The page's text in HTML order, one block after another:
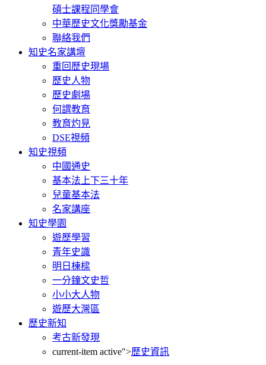
碩士課程同學會
中華歷史文化獎勵基金
聯絡我們
知史名家講壇
重回歷史現場
歷史人物
歷史劇場
何謂教育
教育灼見
DSE視頻
知史視頻
中國通史
基本法上下三十年
兒童基本法
名家講座
知史學園
遊歷學習
青年史識
明日棟樑
一分鐘文史哲
小小大人物
遊歷大灣區
歷史新知
考古新發現
current-item active">歷史資訊